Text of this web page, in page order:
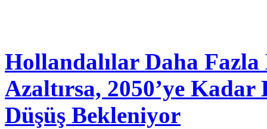
Hollandalılar Daha
Azaltırsa, 2050’ye
Düşüş Bekleniyor